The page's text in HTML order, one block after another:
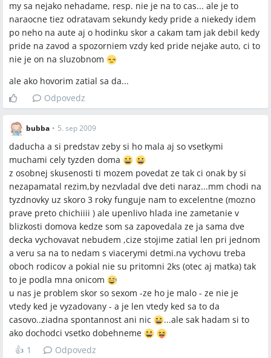
my sa nejako nehadame, resp. nie je na to cas... ale je to
naraocne tiez odratavam sekundy kedy pride a niekedy idem
po neho na aute aj o hodinku skor a cakam tam jak debil kedy
pride na zavod a spozorniem vzdy ked pride nejake auto, ci to
nie je on na sluzobnom
ale ako hovorim zatial sa da...
Odpovedz
bubba • 5. sep 2009
daducha a si predstav zeby si ho mala aj so vsetkymi
muchami cely tyzden doma
z osobnej skusenosti ti mozem povedat ze tak ci onak by si
nezapamatal rezim,by nezvladal dve deti naraz...mm chodi na
tyzdnovky uz skoro 3 roky funguje nam to excelentne (mozno
prave preto chichiiii ) ale upenlivo hlada ine zametanie v
blizkosti domova kedze som sa zapovedala ze ja sama dve
decka vychovavat nebudem ,cize stojime zatial len pri jednom
a veru sa na to nedam s viacerymi detmi.na vychovu treba
oboch rodicov a pokial nie su pritomni 2ks (otec aj matka) tak
to je podla mna onicom
u nas je problem skor so sexom -ze ho je malo - ze nie je
vtedy ked je vyzadovany - a je len vtedy ked sa to da
casovo..ziadna spontannost ani nic
...ale sak hadam si to
ako dochodci vsetko dobehneme
👍 1 Odpovedz